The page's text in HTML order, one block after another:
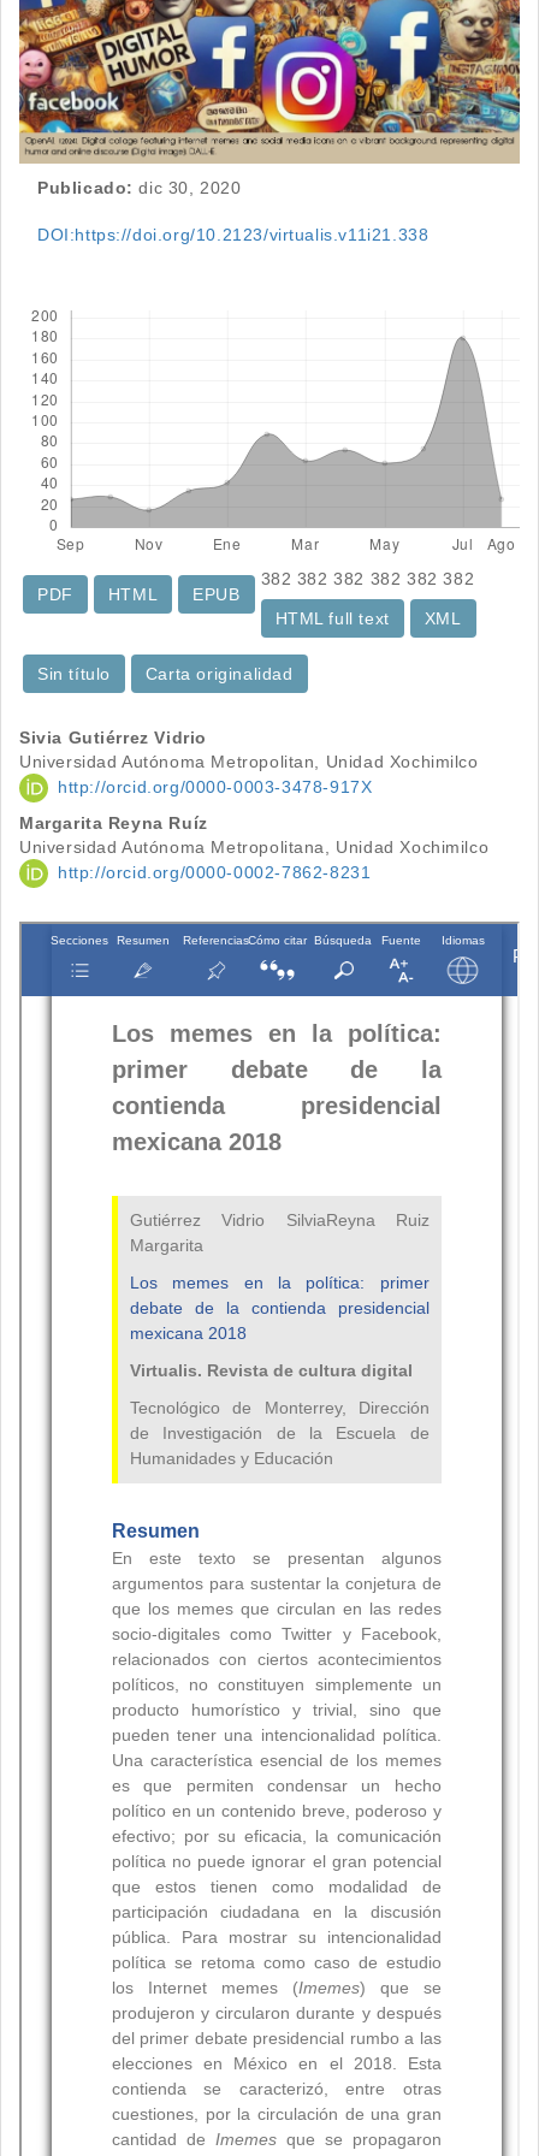
Publicado: dic 30, 2020
DOI:https://doi.org/10.2123/virtualis.v11i21.338
382
PDF
382
HTML
382
EPUB
382
HTML full text XML
382
Sin título
382
Carta originalidad
Contenido
principal
del
artículo
Sivia Gutiérrez Vidrio
Universidad Autónoma Metropolitan, Unidad Xochimilco
http://orcid.org/0000-0003-3478-917X
Margarita Reyna Ruíz
Universidad Autónoma Metropolitana, Unidad Xochimilco
http://orcid.org/0000-0002-7862-8231